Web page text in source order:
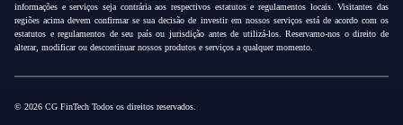
informações e serviços seja contrária aos respectivos estatutos e regulamentos locais. Visitantes das
regiões acima devem confirmar se sua decisão de investir em nossos serviços está de acordo com os
estatutos e regulamentos de seu país ou jurisdição antes de utilizá-los. Reservamo-nos o direito de
alterar, modificar ou descontinuar nossos produtos e serviços a qualquer momento.
© 2026 CG FinTech Todos os direitos reservados.